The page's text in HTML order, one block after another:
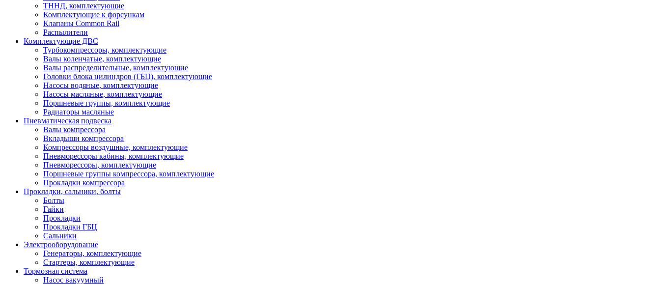
ТННД, комплектующие
Комплектующие к форсункам
Клапаны Common Rail
Распылители
Комплектующие ДВС
Турбокомпрессоры, комплектующие
Валы коленчатые, комплектующие
Валы распределительные, комплектующие
Головки блока цилиндров (ГБЦ), комплектующие
Насосы водяные, комплектующие
Насосы масляные, комплектующие
Поршневые группы, комплектующие
Радиаторы масляные
Пневматическая подвеска
Валы компрессора
Вкладыши компрессора
Компрессоры воздушные, комплектующие
Пневморессоры кабины, комплектующие
Пневморессоры, комплектующие
Поршневые группы компрессора, комплектующие
Прокладки компрессора
Прокладки, сальники, болты
Болты
Гайки
Прокладки
Прокладки ГБЦ
Сальники
Электрооборудование
Генераторы, комплектующие
Стартеры, комплектующие
Тормозная система
Насос вакуумный